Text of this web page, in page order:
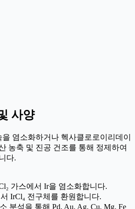
사양
염소화하거나 헥사클로로이리데이
농축 및 진공 건조를 통해 정제하여
다.
가스에서 Ir을 염소화합니다.
IrCl₄ 전구체를 환원합니다.
분석을 통해 Pd, Au, Ag, Cu, Mg, Fe